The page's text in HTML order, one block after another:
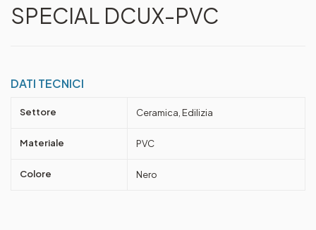
SPECIAL DCUX-PVC
DATI TECNICI
Settore Ceramica, Edilizia
Materiale PVC
Colore Nero